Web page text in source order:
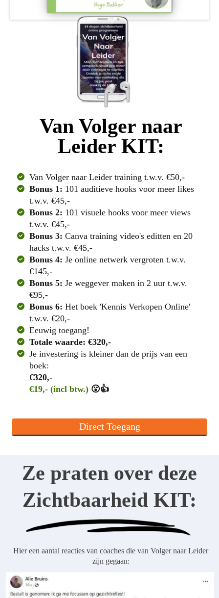
Van Volger naar
Leider KIT:
Van Volger naar Leider training t.w.v. €50,-
Bonus 1: 101 auditieve hooks voor meer likes
t.w.v. €45,-
Bonus 2: 101 visuele hooks voor meer views
t.w.v. €45,-
Bonus 3: Canva training video's editten en 20
hacks t.w.v. €45,-
Bonus 4: Je online netwerk vergroten t.w.v.
€145,-
Bonus 5: Je weggever maken in 2 uur t.w.v.
€95,-
Bonus 6: Het boek 'Kennis Verkopen Online'
t.w.v. €20,-
Eeuwig toegang!
Totale waarde: €320,-
Je investering is kleiner dan de prijs van een
boek:
€320,-
€19,- (incl btw.) 😮👍
Direct Toegang
Ze praten over deze
Zichtbaarheid KIT:
Hier een aantal reacties van coaches die van Volger naar Leider
zijn gegaan: